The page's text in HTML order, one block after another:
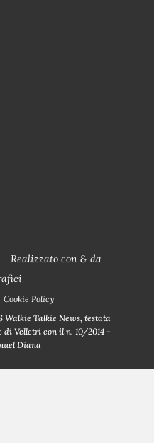
- Realizzato con & da
Cookie Policy
Walkie Talkie News, testata
Velletri con il n. 10/2014 -
Diana